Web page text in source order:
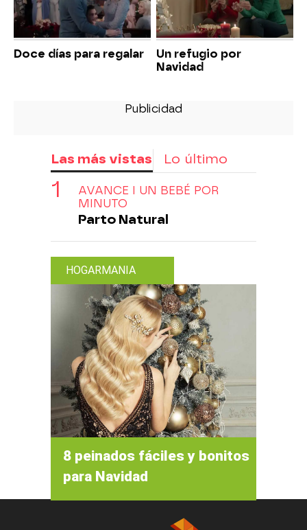
Doce días para regalar
Un refugio por
Navidad
Las más vistas Lo último
AVANCE I UN BEBÉ POR
MINUTO
Parto Natural
HOGARMANIA
8 peinados fáciles y bonitos
para Navidad